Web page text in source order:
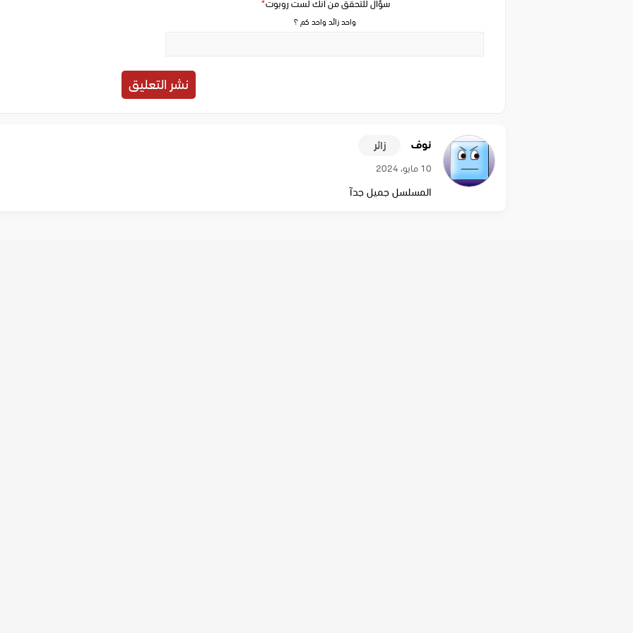
سؤال للتحقق من انك لست روبوت*
واحد زائد واحد كم ؟
نوف زائر
10 مايو، 2024
المسلسل جميل جدآ